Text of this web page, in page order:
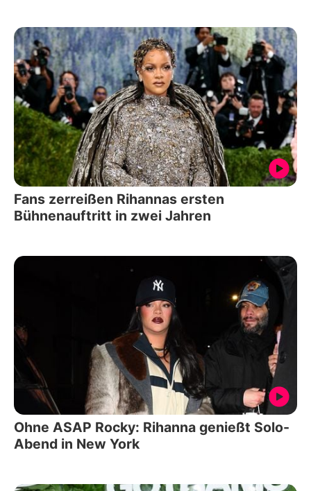
Fans zerreißen Rihannas ersten
Bühnenauftritt in zwei Jahren
Ohne ASAP Rocky: Rihanna genießt Solo-
Abend in New York